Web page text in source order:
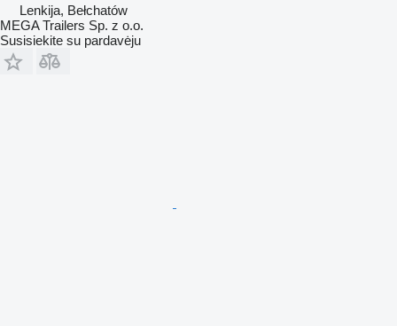
Lenkija, Bełchatów
MEGA Trailers Sp. z o.o.
Susisiekite su pardavėju